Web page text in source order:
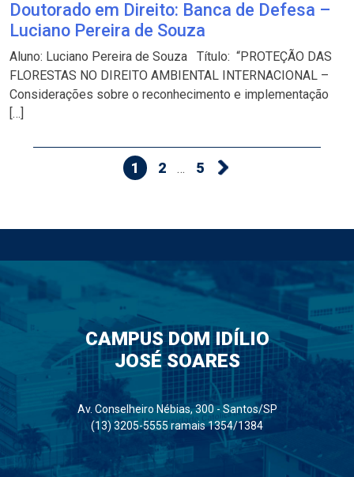
Doutorado em Direito: Banca de Defesa –
Luciano Pereira de Souza
Aluno: Luciano Pereira de Souza Título: “PROTEÇÃO DAS
FLORESTAS NO DIREITO AMBIENTAL INTERNACIONAL –
Considerações sobre o reconhecimento e implementação
[…]
1 2 … 5
CAMPUS DOM IDÍLIO
JOSÉ SOARES
Av. Conselheiro Nébias, 300 - Santos/SP
(13) 3205-5555 ramais 1354/1384